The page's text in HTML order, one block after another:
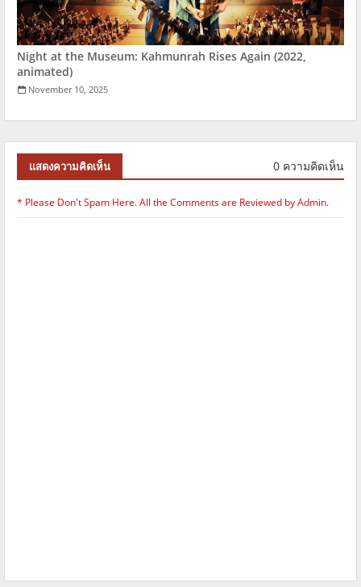
Night at the Museum: Kahmunrah Rises Again (2022,
animated)
November 10, 2025
แสดงความคิดเห็น 0 ความคิดเห็น
* Please Don't Spam Here. All the Comments are Reviewed by Admin.